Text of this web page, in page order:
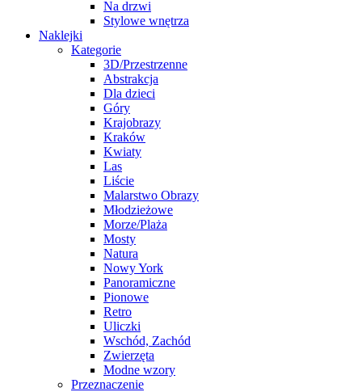
Na drzwi
Stylowe wnętrza
Naklejki
Kategorie
3D/Przestrzenne
Abstrakcja
Dla dzieci
Góry
Krajobrazy
Kraków
Kwiaty
Las
Liście
Malarstwo Obrazy
Młodzieżowe
Morze/Plaża
Mosty
Natura
Nowy York
Panoramiczne
Pionowe
Retro
Uliczki
Wschód, Zachód
Zwierzęta
Modne wzory
Przeznaczenie